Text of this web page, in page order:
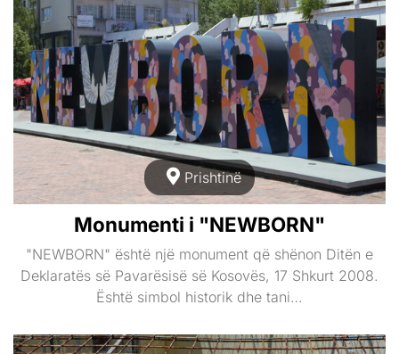
Prishtinë
Monumenti i "NEWBORN"
"NEWBORN" është një monument që shënon Ditën e
Deklaratës së Pavarësisë së Kosovës, 17 Shkurt 2008.
Është simbol historik dhe tani…